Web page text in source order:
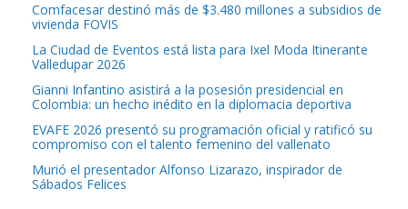
Comfacesar destinó más de $3.480 millones a subsidios de
vivienda FOVIS
La Ciudad de Eventos está lista para Ixel Moda Itinerante
Valledupar 2026
Gianni Infantino asistirá a la posesión presidencial en
Colombia: un hecho inédito en la diplomacia deportiva
EVAFE 2026 presentó su programación oficial y ratificó su
compromiso con el talento femenino del vallenato
Murió el presentador Alfonso Lizarazo, inspirador de
Sábados Felices